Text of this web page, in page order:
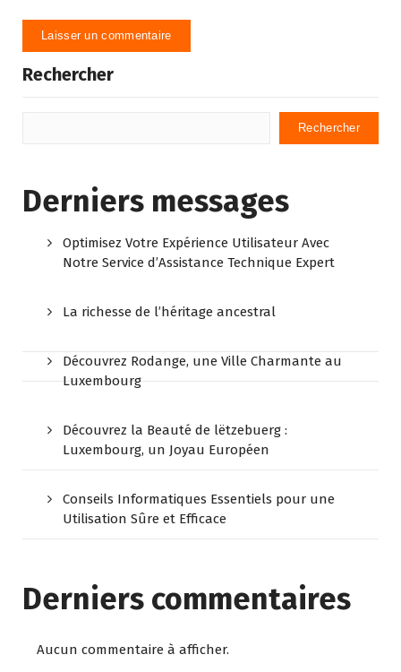
Rechercher
Rechercher
Derniers messages
Optimisez Votre Expérience Utilisateur Avec
Notre Service d’Assistance Technique Expert
La richesse de l’héritage ancestral
Découvrez Rodange, une Ville Charmante au
Luxembourg
Découvrez la Beauté de lëtzebuerg :
Luxembourg, un Joyau Européen
Conseils Informatiques Essentiels pour une
Utilisation Sûre et Efficace
Derniers commentaires
Aucun commentaire à afficher.